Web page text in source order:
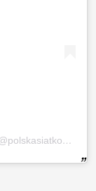
Post udostępniony przez Polska Siatkówka (@polskasiatkowka_official)